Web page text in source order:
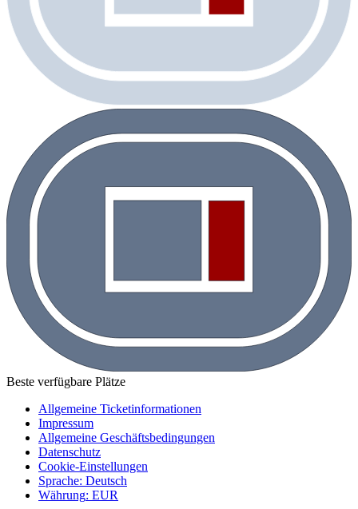
Beste verfügbare Plätze
Allgemeine Ticketinformationen
Impressum
Allgemeine Geschäftsbedingungen
Datenschutz
Cookie-Einstellungen
Sprache: Deutsch
Währung: EUR